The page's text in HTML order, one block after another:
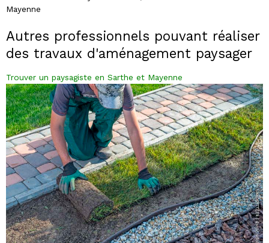
Mayenne
Autres professionnels pouvant réaliser
des travaux d'aménagement paysager
Trouver un paysagiste en Sarthe et Mayenne